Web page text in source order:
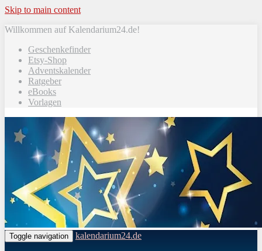
Skip to main content
Willkommen auf Kalendarium24.de!
Geschenkefinder
Etsy-Shop
Adventskalender
Ratgeber
eBooks
Vorlagen
Toggle navigation kalendarium24.de